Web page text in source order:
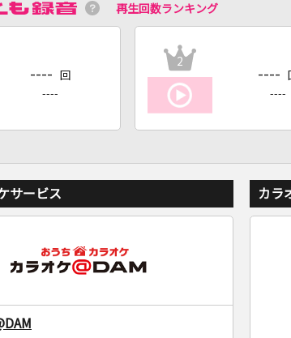
再生回数ランキング
---- 回
----
2
----
----
サービス カラ